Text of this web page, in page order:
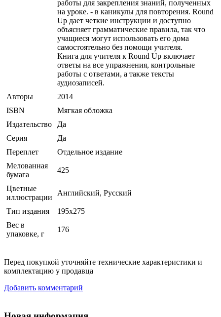
работы для закрепления знаний, полученных
на уроке. - в каникулы для повторения. Round
Up дает четкие инструкции и доступно
объясняет грамматические правила, так что
учащиеся могут использовать его дома
самостоятельно без помощи учителя.
Книга для учителя к Round Up включает
ответы на все упражнения, контрольные
работы с ответами, а также тексты
аудиозаписей.
Авторы
2014
ISBN
Мягкая обложка
Издательство
Да
Серия
Да
Переплет
Отдельное издание
Мелованная
бумага
425
Цветные
иллюстрации
Английский, Русский
Тип издания
195x275
Вес в
упаковке, г
176
Перед покупкой уточняйте технические характеристики и
комплектацию у продавца
Добавить комментарий